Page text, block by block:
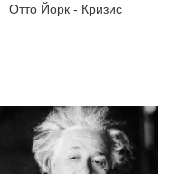
Отто Йорк - Кризис